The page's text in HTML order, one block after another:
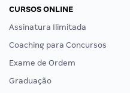
CURSOS ONLINE
Assinatura Ilimitada
Coaching para Concursos
Exame de Ordem
Graduação